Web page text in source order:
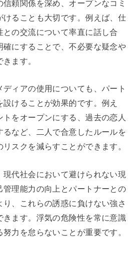
信頼関係を深め、オープンなコミ
けることも大切です。例えば、仕
の交流について率直に話し合
確にすることで、不必要な疑念や
ます。
ィアの使用についても、パート
けることが効果的です。例え
をオープンにする、過去の恋人
るなど、二人で合意したルールを
スクを減らすことができます。
代社会において避けられない現
管理能力の向上とパートナーとの
、これらの誘惑に負けない強さ
きます。浮気の危険性を常に意識
力を怠らないことが重要です。